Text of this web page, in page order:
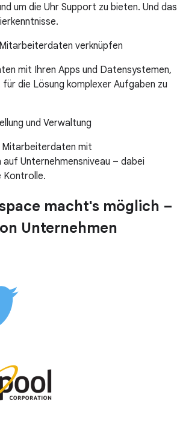
um die Uhr Support zu bieten. Und das
verknüpfen
mit Ihren Apps und Datensystemen,
die Lösung komplexer Aufgaben zu
und Verwaltung
Mitarbeiterdaten mit
Unternehmensniveau – dabei
Kontrolle.
macht's möglich –
Unternehmen